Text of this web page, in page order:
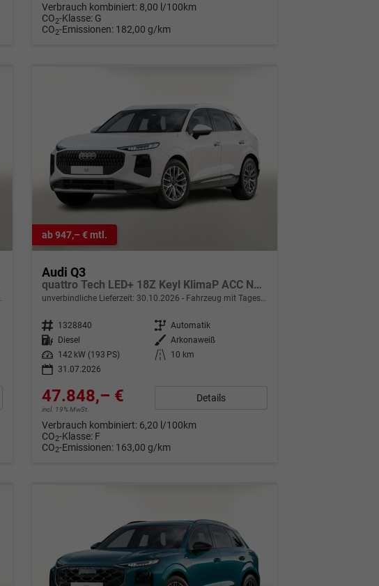
Verbrauch kombiniert: 8,00 l/100km
CO2-Klasse: G
CO2-Emissionen: 182,00 g/km
ab 947,– € mtl.
Audi Q3
quattro Tech LED+ 18Z Keyl KlimaP ACC Navi
unverbindliche Lieferzeit: 30.10.2026 Fahrzeug mit Tageszulassung
Fahrzeugnr. 1328840 Getriebe Automatik
Kraftstoff Diesel Außenfarbe Arkonaweiß
Leistung
142 kW (193 PS) Kilometerstand
10 km
31.07.2026
47.848,– €
incl. 19% MwSt.
Details
Verbrauch kombiniert: 6,20 l/100km
CO2-Klasse: F
CO2-Emissionen: 163,00 g/km